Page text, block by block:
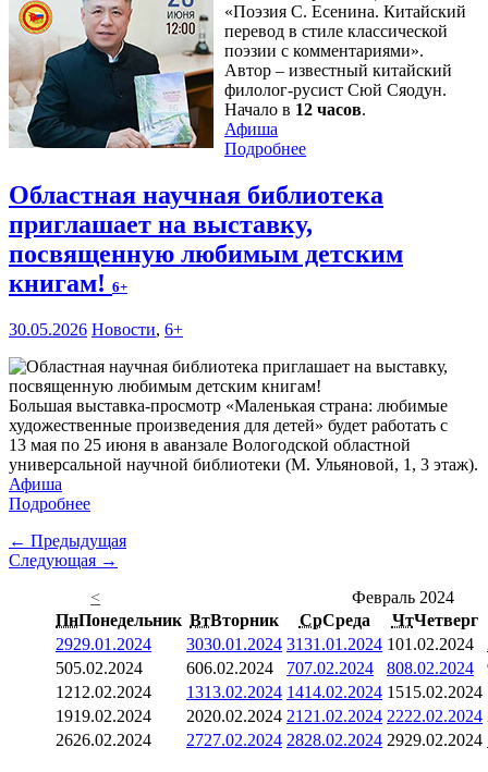
«Поэзия С. Есенина. Китайский
перевод в стиле классической
поэзии с комментариями».
Автор – известный китайский
филолог-русист Сюй Сяодун.
Начало в 12 часов.
Афиша
Подробнее
Областная научная библиотека
приглашает на выставку,
посвященную любимым детским
книгам! 6+
30.05.2026 Новости, 6+
Большая выставка-просмотр «Маленькая страна: любимые
художественные произведения для детей» будет работать с
13 мая по 25 июня в аванзале Вологодской областной
универсальной научной библиотеки (М. Ульяновой, 1, 3 этаж).
Афиша
Подробнее
← Предыдущая
Следующая →
<
Февраль 2024
ПнПонедельник ВтВторник СрСреда ЧтЧетверг
2929.01.2024 3030.01.2024 3131.01.2024 101.02.2024
505.02.2024 606.02.2024 707.02.2024 808.02.2024
1212.02.2024 1313.02.2024 1414.02.2024 1515.02.2024
1919.02.2024 2020.02.2024 21 21.02.2024 2222.02.2024
2626.02.2024 2727.02.2024 2828.02.2024 2929.02.2024